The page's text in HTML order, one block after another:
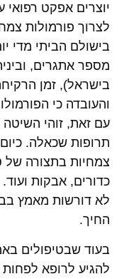
יוצרים אפקט
לצרוך פורמולות
בישולם הביתי מדי
מספר אתגרים,
והעובדה כי
עם זאת, זוהי
תרופות שכאלה.
צמחיות בתצורה של
כדורים, אבקות ועוד.
לא דורשות מאמץ
החיך.
בעוד שבטיפולים
להגיע לרופא